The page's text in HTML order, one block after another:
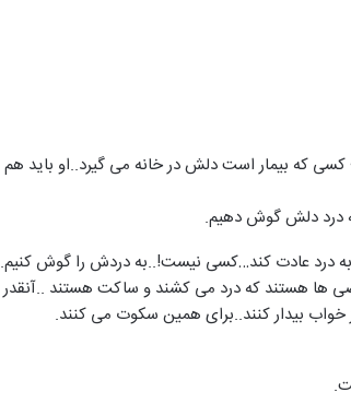
که بیمار است دلش در خانه می گیرد..او باید هم
درد دلش گوش دهیم.
عادت کند…کسی نیست!..به دردش را گوش کنیم.
ها هستند که درد می کشند و ساکت هستند ..آنقدر
خواب بیدار کنند..برای همین سکوت می کنند.